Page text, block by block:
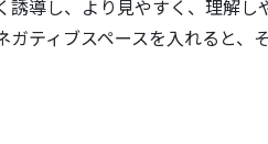
導し、より見やすく、理解し
ティブスペースを入れると、